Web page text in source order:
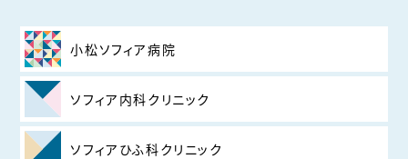
小松ソフィア病院
ソフィア内科クリニック
ソフィアひふ科クリニック